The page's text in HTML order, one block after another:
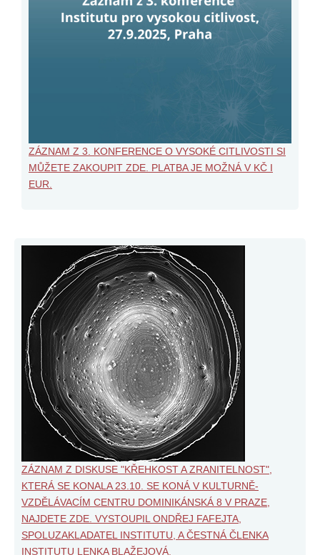
ZÁZNAM Z 3. KONFERENCE O VYSOKÉ CITLIVOSTI SI
MŮŽETE ZAKOUPIT ZDE. PLATBA JE MOŽNÁ V KČ I
EUR.
ZÁZNAM Z DISKUSE "KŘEHKOST A ZRANITELNOST",
KTERÁ SE KONALA 23.10. SE KONÁ V KULTURNĚ-
VZDĚLÁVACÍM CENTRU DOMINIKÁNSKÁ 8 V PRAZE,
NAJDETE ZDE. VYSTOUPIL ONDŘEJ FAFEJTA,
SPOLUZAKLADATEL INSTITUTU, A ČESTNÁ ČLENKA
INSTITUTU LENKA BLAŽEJOVÁ.